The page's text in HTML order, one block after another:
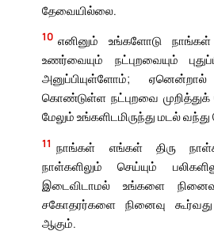
தேவையில்லை.
10 எனினும் உங்களோடு
உணர்வையும் நட்புறவையும்
அனுப்பியுள்ளோம்;
கொண்டுள்ள நட்புறவை
மேலும் உங்களிடமிருந்து மடல்
11 நாங்கள் எங்கள் திரு
நாள்களிலும் செய்யும்
இடைவிடாமல் உங்களை
சகோதரர்களை நினைவு
ஆகும்.